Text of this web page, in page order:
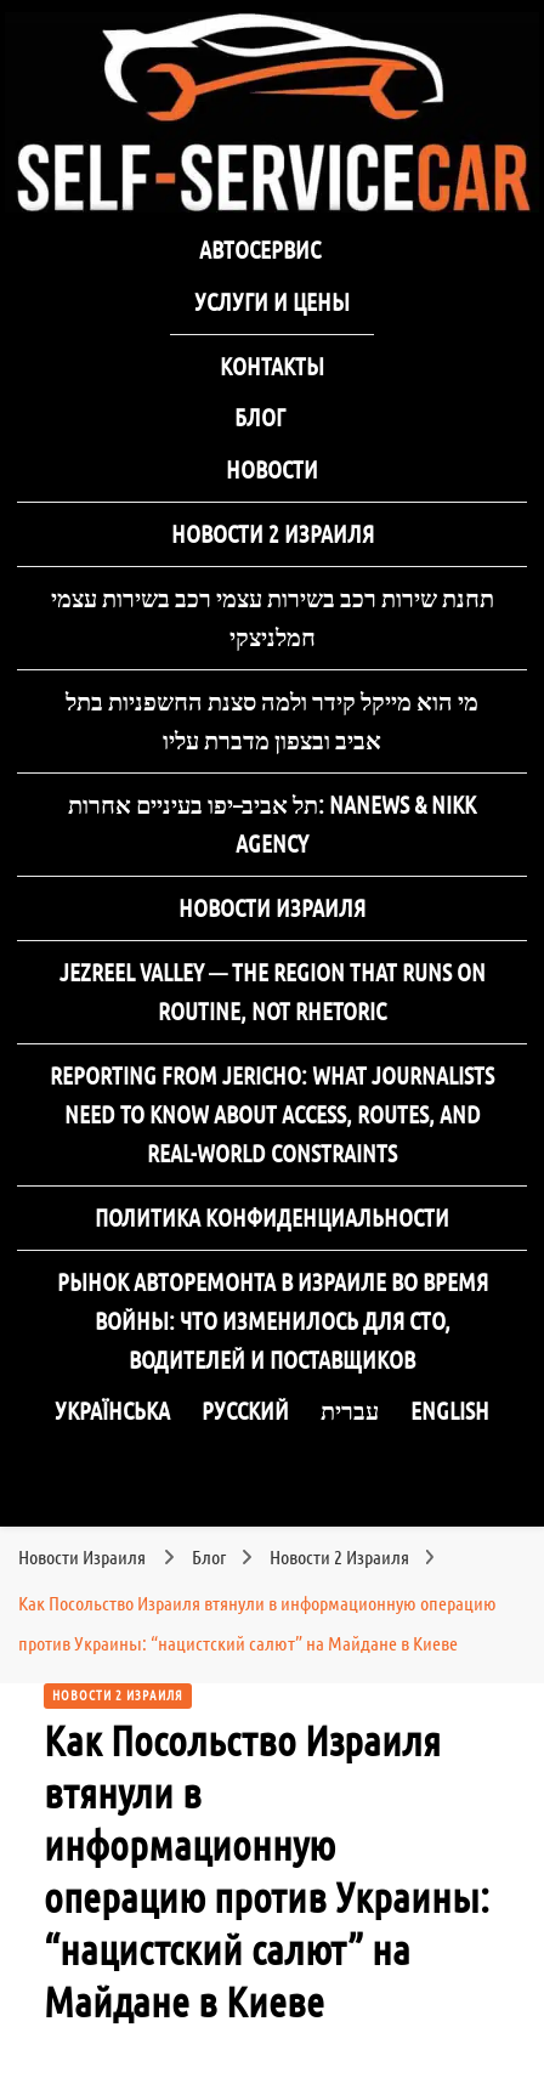
Автосервис СТО
самообслуживания Self-
Car Хмельницкий
Автосервис СТО
самообслуживания Self-
Service Car Хмельницкий
Автосервис СТО самообслуживания Self-
АВТОСЕРВИС
УCЛУГИ И ЦЕНЫ
КОНТАКТЫ
БЛОГ
НОВОСТИ
НОВОСТИ 2 ИЗРАИЛЯ
תחנת שירות רכב בשירות עצמי רכב בשירות עצמי
חמלניצקי
מי הוא מייקל קידר ולמה סצנת החשפניות בתל
אביב ובצפון מדברת עליו
תל אביב–יפו בעיניים אחרות: NANEWS & NIKK
AGENCY
НОВОСТИ ИЗРАИЛЯ
JEZREEL VALLEY — THE REGION THAT RUNS ON
ROUTINE, NOT RHETORIC
REPORTING FROM JERICHO: WHAT JOURNALISTS
NEED TO KNOW ABOUT ACCESS, ROUTES, AND
REAL-WORLD CONSTRAINTS
ПОЛИТИКА КОНФИДЕНЦИАЛЬНОСТИ
РЫНОК АВТОРЕМОНТА В ИЗРАИЛЕ ВО ВРЕМЯ
ВОЙНЫ: ЧТО ИЗМЕНИЛОСЬ ДЛЯ СТО,
ВОДИТЕЛЕЙ И ПОСТАВЩИКОВ
УКРАЇНСЬКА
РУССКИЙ עברית ENGLISH
Новости Израиля Блог Новости 2 Израиля
Как Посольство Израиля втянули в информационную операцию
против Украины: “нацистский салют” на Майдане в Киеве
НОВОСТИ 2 ИЗРАИЛЯ
Как Посольство Израиля
втянули в
информационную
операцию против Украины:
“нацистский салют” на
Майдане в Киеве